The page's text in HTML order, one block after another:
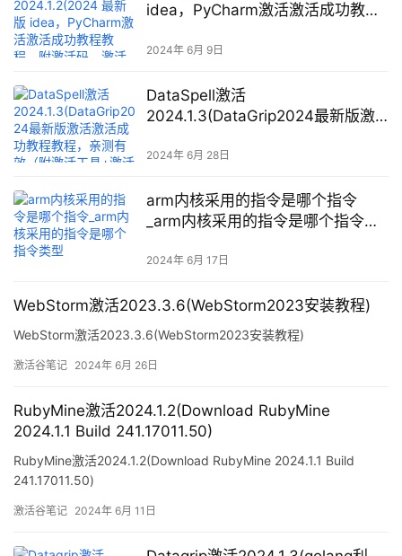
idea，PyCharm激活激活成功教程
可用，亲测有效)
2024年 6月 9日
DataSpell激活
2024.1.3(DataGrip2024最新版激
（附激活工具+激活码)-持续更新永
2024年 6月 28日
arm内核采用的指令是哪个指令
_arm内核采用的指令是哪个指令类
2024年 6月 17日
WebStorm激活2023.3.6(WebStorm2023安装教程)
WebStorm激活2023.3.6(WebStorm2023安装教程)
激活谷笔记 2024年 6月 26日
RubyMine激活2024.1.2(Download RubyMine
2024.1.1 Build 241.17011.50)
RubyMine激活2024.1.2(Download RubyMine 2024.1.1 Build
241.17011.50)
激活谷笔记 2024年 6月 11日